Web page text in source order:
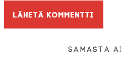
Samasta